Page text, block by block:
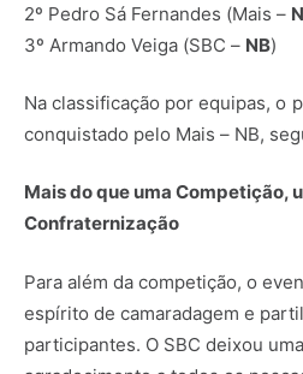
2º Pedro Sá Fernandes (Mais –
3º Armando Veiga (SBC – NB)
Na classificação por equipas, o
conquistado pelo Mais – NB,
Mais do que uma Competição,
Confraternização
Para além da competição, o
espírito de camaradagem e
participantes. O SBC deixou